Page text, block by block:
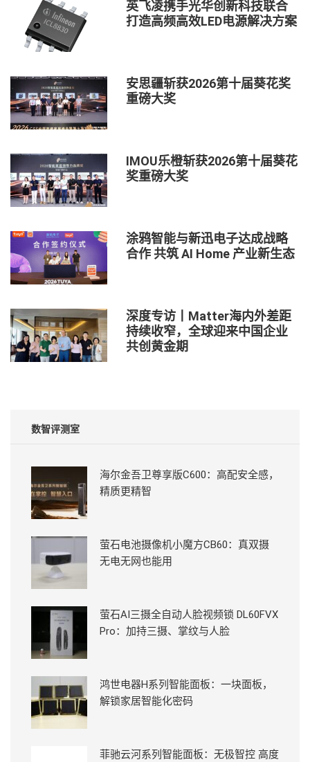
英飞凌携手光华创新科技联合
打造高频高效LED电源解决方案
安思疆斩获2026第十届葵花奖
重磅大奖
IMOU乐橙斩获2026第十届葵花
奖重磅大奖
涂鸦智能与新迅电子达成战略
合作 共筑 AI Home 产业新生态
深度专访丨Matter海内外差距
持续收窄，全球迎来中国企业
共创黄金期
数智评测室
海尔金吾卫尊享版C600：高配安全感，
精质更精智
萤石电池摄像机小魔方CB60：真双摄
无电无网也能用
萤石AI三摄全自动人脸视频锁 DL60FVX
Pro：加持三摄、掌纹与人脸
鸿世电器H系列智能面板：一块面板，
解锁家居智能化密码
菲驰云河系列智能面板：无极智控 高度